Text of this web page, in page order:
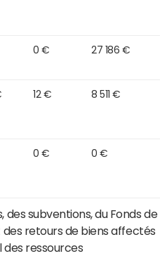
0 € 27 186 €
12 € 8 511 €
0 € 0 €
des subventions, du Fonds de
retours de biens affectés
ressources